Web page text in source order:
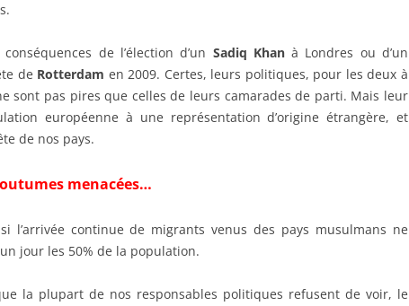
de l’élection d’un Sadiq Khanà Londres ou d’un
de Rotterdam en 2009. Certes, leurs politiques, pour les deux à
sont pas pires que celles de leurs camarades de parti. Mais leur
européenne à une représentation d’origine étrangère, et
de nos pays.
menacées…
l’arrivée continue de migrants venus des pays musulmans ne
jour les 50% de la population.
la plupart de nos responsables politiques refusent de voir, le